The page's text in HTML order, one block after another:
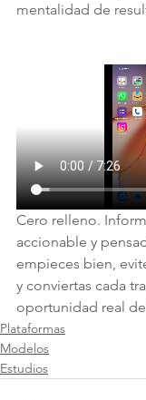
mentalidad de
Cero relleno.
accionable y
empieces bien,
y conviertas cada
oportunidad real
Plataformas
Modelos
Estudios